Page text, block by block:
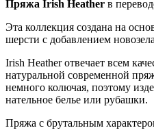
Пряжа Irish Heather в
Эта коллекция создана на
шерсти с добавлением
Irish Heather отвечает всем
натуральной современной
немного колючая, поэтому
нательное белье или рубашки.
Пряжа с брутальным